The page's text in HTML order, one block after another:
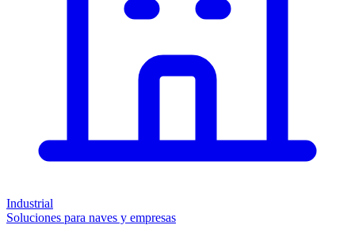
Industrial
Soluciones para naves y empresas